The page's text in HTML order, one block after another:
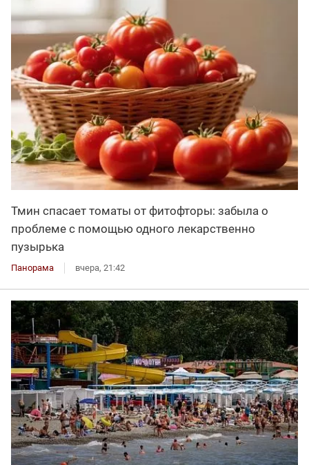
Тмин спасает томаты от фитофторы: забыла о
проблеме с помощью одного лекарственно
пузырька
Панорама вчера, 21:42